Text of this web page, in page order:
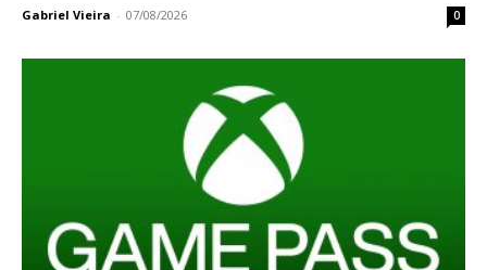
Gabriel Vieira - 07/08/2026 0